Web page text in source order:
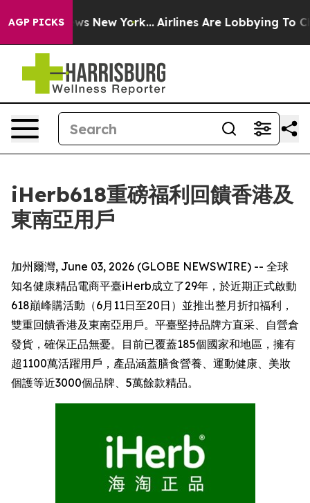
AGP PICKSNew York... Airlines Are Lobbying To Change
iHerb618重磅福利回饋香港及
東南亞用戶
加州爾灣, June 03, 2026 (GLOBE NEWSWIRE) -- 全球
知名健康精品電商平臺iHerb成立了29年，於近期正式啟動
618巔峰購活動（6月11日至20日）並推出整月折扣福利，
雙重回饋香港及東南亞用戶。平臺堅持品牌方直采、自營倉
發貨，確保正品無憂。目前已覆蓋185個國家和地區，擁有
超1100萬活躍用戶，產品涵蓋膳食營養、運動健康、美妝
個護等近3000個品牌、5萬餘款精品。